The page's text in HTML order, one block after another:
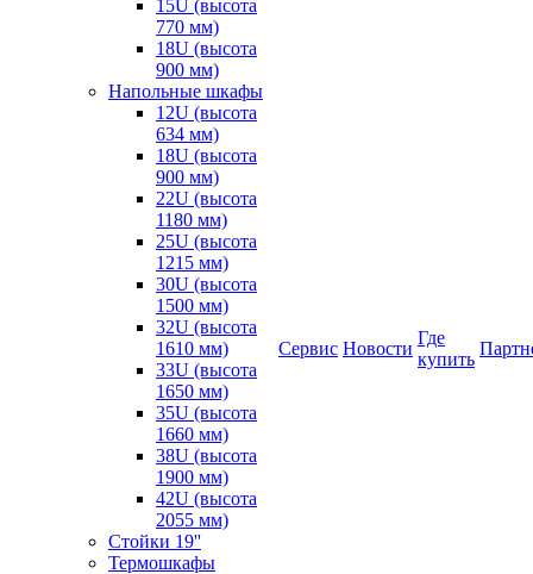
15U (высота
770 мм)
18U (высота
900 мм)
Напольные шкафы
12U (высота
634 мм)
18U (высота
900 мм)
22U (высота
1180 мм)
25U (высота
1215 мм)
30U (высота
1500 мм)
32U (высота
1610 мм)
33U (высота
1650 мм)
35U (высота
1660 мм)
38U (высота
1900 мм)
42U (высота
2055 мм)
Стойки 19''
Термошкафы
Сервис Новости
Где
купить